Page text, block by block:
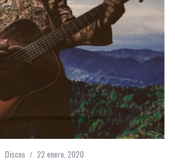
Discos 22 enero, 2020